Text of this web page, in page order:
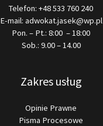
Telefon: +48 533 760 240
E-mail: adwokat.jasek@wp.pl
Pon. – Pt.: 8:00 – 18:00
Sob.: 9.00 – 14.00
Zakres usług
Opinie Prawne
Pisma Procesowe